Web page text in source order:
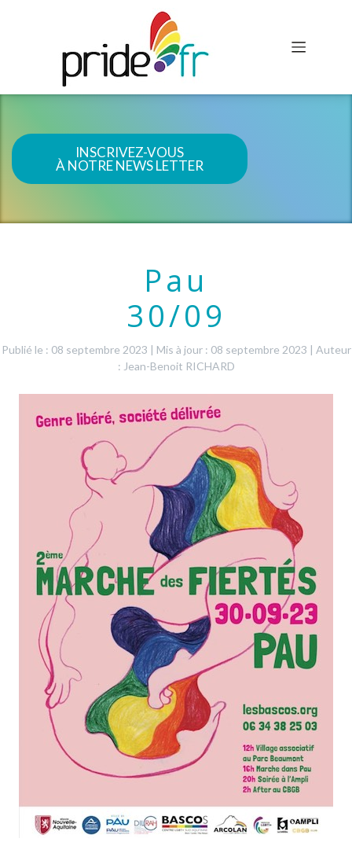
INSCRIVEZ-VOUS
À NOTRE NEWS LETTER
Pau
30/09
Publié le : 08 septembre 2023 | Mis à jour : 08 septembre 2023 | Auteur
: Jean-Benoit RICHARD